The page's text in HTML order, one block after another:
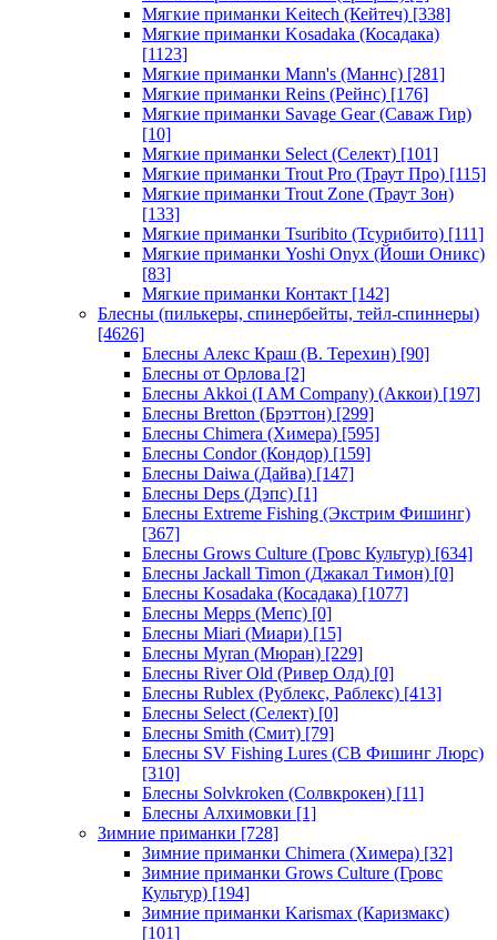
Мягкие приманки Keitech (Кейтеч) [338]
Мягкие приманки Kosadaka (Косадака)
[1123]
Мягкие приманки Mann's (Маннс) [281]
Мягкие приманки Reins (Рейнс) [176]
Мягкие приманки Savage Gear (Саваж Гир)
[10]
Мягкие приманки Select (Селект) [101]
Мягкие приманки Trout Pro (Траут Про) [115]
Мягкие приманки Trout Zone (Траут Зон)
[133]
Мягкие приманки Tsuribito (Тсурибито) [111]
Мягкие приманки Yoshi Onyx (Йоши Оникс)
[83]
Мягкие приманки Контакт [142]
Блесны (пилькеры, спинербейты, тейл-спиннеры)
[4626]
Блесны Алекс Краш (В. Терехин) [90]
Блесны от Орлова [2]
Блесны Akkoi (I AM Company) (Аккои) [197]
Блесны Bretton (Брэттон) [299]
Блесны Chimera (Химера) [595]
Блесны Condor (Кондор) [159]
Блесны Daiwa (Дайва) [147]
Блесны Deps (Дэпс) [1]
Блесны Extreme Fishing (Экстрим Фишинг)
[367]
Блесны Grows Culture (Гровс Культур) [634]
Блесны Jackall Timon (Джакал Тимон) [0]
Блесны Kosadaka (Косадака) [1077]
Блесны Mepps (Мепс) [0]
Блесны Miari (Миари) [15]
Блесны Myran (Мюран) [229]
Блесны River Old (Ривер Олд) [0]
Блесны Rublex (Рублекс, Раблекс) [413]
Блесны Select (Селект) [0]
Блесны Smith (Смит) [79]
Блесны SV Fishing Lures (СВ Фишинг Люрс)
[310]
Блесны Solvkroken (Солвкрокен) [11]
Блесны Алхимовки [1]
Зимние приманки [728]
Зимние приманки Chimera (Химера) [32]
Зимние приманки Grows Culture (Гровс
Культур) [194]
Зимние приманки Karismax (Каризмакс)
[101]